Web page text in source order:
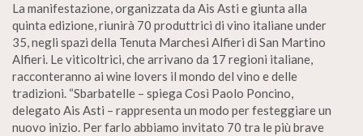
La manifestazione, organizzata da Ais Asti e giunta alla
quinta edizione, riunirà 70 produttrici di vino italiane under
35, negli spazi della Tenuta Marchesi Alfieri di San Martino
Alfieri. Le viticoltrici, che arrivano da 17 regioni italiane,
racconteranno ai wine lovers il mondo del vino e delle
tradizioni. “Sbarbatelle – spiega Così Paolo Poncino,
delegato Ais Asti – rappresenta un modo per festeggiare un
nuovo inizio. Per farlo abbiamo invitato 70 tra le più brave